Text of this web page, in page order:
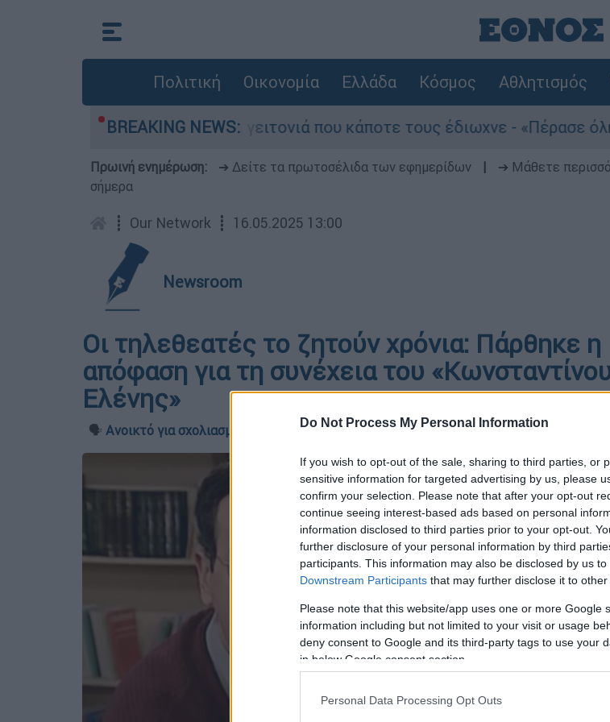
Do Not Process My Personal Information
If you wish to opt-out of the sale, sharing to third parties, or
sensitive information for targeted advertising by us, please
confirm your selection. Please note that after your opt-out
continue seeing interest-based ads based on personal
information disclosed to third parties prior to your opt-out.
further disclosure of your personal information by third
participants. This information may also be disclosed by us
Downstream Participants that may further disclose it to other
Please note that this website/app uses one or more Google
information including but not limited to your visit or usage
deny consent to Google and its third-party tags to use your
in below Google consent section.
Personal Data Processing Opt Outs
Πολιτική Οικονομία Ελλάδα Κόσμος Αθλητισμός
BREAKING NEWS:
από τη μεγάλη φωτιά τη γειτονιά που κάποτε τους έδιωχνε - «Πέρασε όλη η
Πρωινή ενημέρωση: ➔ Δείτε τα πρωτοσέλιδα των εφημερίδων ➔ Μάθετε
σήμερα
┋ Our Network ┋ 16.05.2025 13:00
Newsroom
Οι τηλεθεατές το ζητούν χρόνια: Πάρθηκε η
απόφαση για τη συνέχεια του
Ελένης»
🗣️ Ανοικτό για σχολιασμό